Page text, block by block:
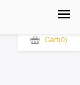
Cart(0)